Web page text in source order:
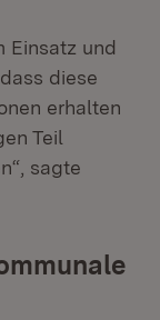
Einsatz und
diese
erhalten
Teil
sagte